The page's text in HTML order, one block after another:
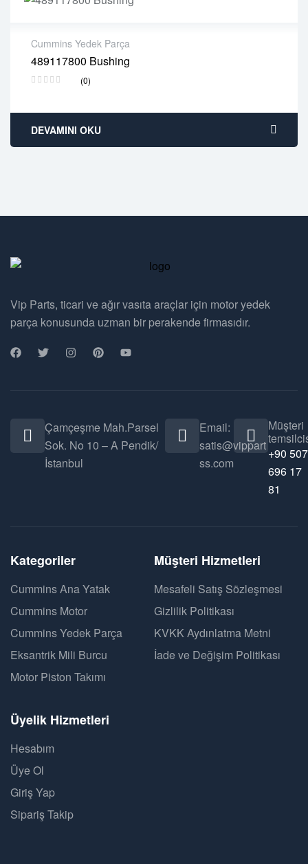
Cummins Yedek Parça
489117800 Bushing
(0)
2 years warranty
Delivery time: 1-2 business days
DEVAMINI OKU
Vip Parts, ticari ve ağır vasıta araçlar için motor yedek
parça konusunda uzman bir perakende firmasıdır.
Çamçeşme Mah.Parsel
Sok. No 10 – A Pendik/
İstanbul
Email:
satis@vippart
ss.com
Müşteri
+90 507
696 17
81
Kategoriler
Cummins Ana Yatak
Cummins Motor
Cummins Yedek Parça
Eksantrik Mili Burcu
Motor Piston Takımı
Müşteri Hizmetleri
Mesafeli Satış Sözleşmesi
Gizlilik Politikası
KVKK Aydınlatma Metni
İade ve Değişim Politikası
Üyelik Hizmetleri
Hesabım
Üye Ol
Giriş Yap
Sipariş Takip